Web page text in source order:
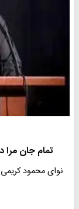
تمام جان
نوای محمود